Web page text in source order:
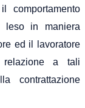
comportamento
leso in maniera
ed il lavoratore
a tali
contrattazione